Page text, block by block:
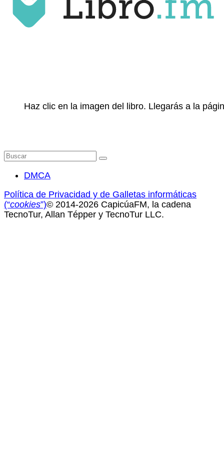
Haz clic en la imagen del libro. Llegarás a la
Buscar
DMCA
Política de Privacidad y de Galletas informáticas
(“cookies”)© 2014-2026 CapicúaFM, la cadena
TecnoTur, Allan Tépper y TecnoTur LLC.